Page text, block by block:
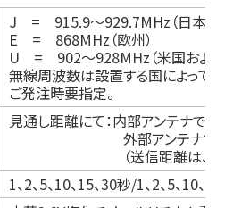
J = 915.9～929.7MHz（日本）
E = 868MHz（欧州）
U = 902～928MHz（米国および
無線周波数は設置する国によって異
ご発注時要指定。
見通し距離にて：内部アンテナで
外部アンテナで
（送信距離は、障害物や悪
1、2、5、10、15、30秒/1、2、5、10、